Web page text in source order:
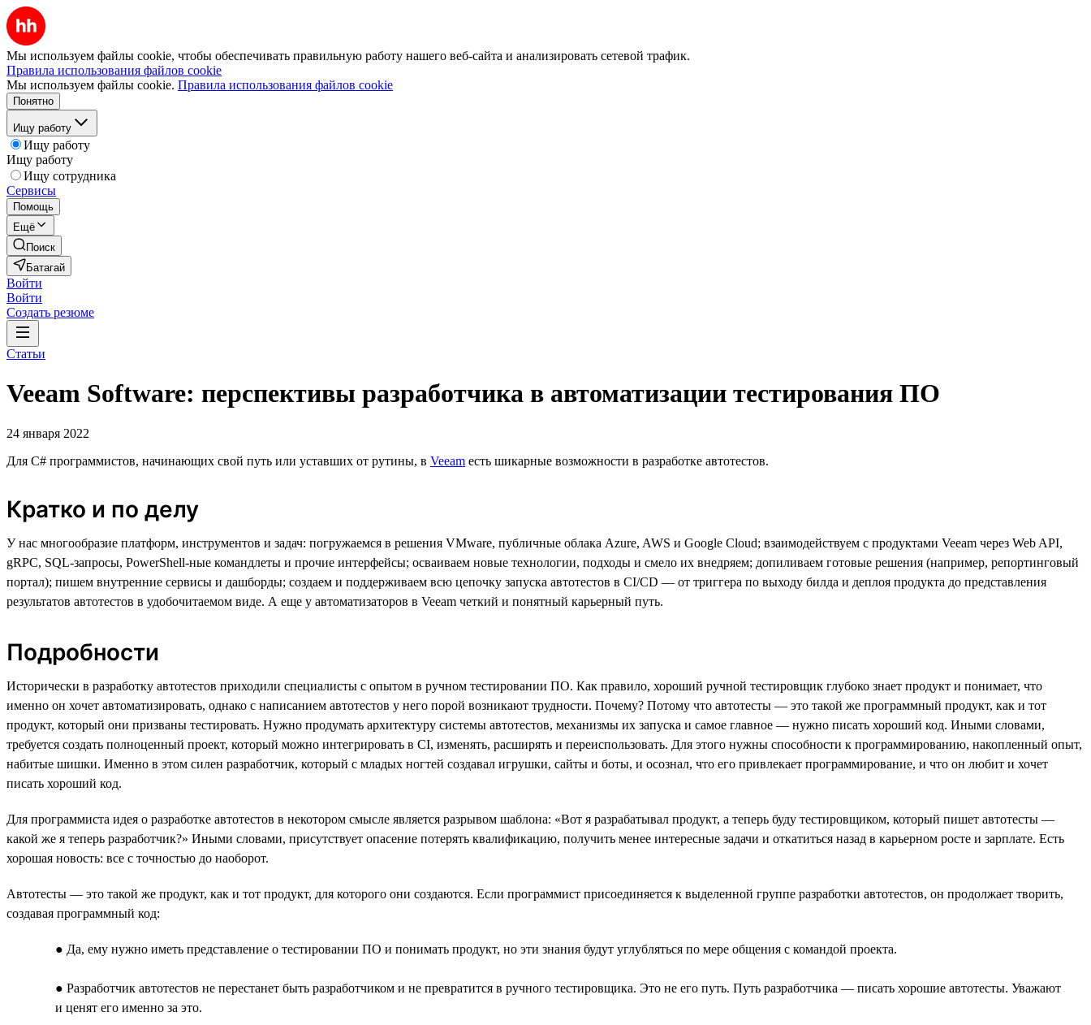
Мы используем файлы cookie, чтобы обеспечивать правильную работу нашего веб-сайта и анализировать сетевой трафик.
Правила использования файлов cookie
Мы используем файлы cookie. Правила использования файлов cookie
Понятно
Ищу работу
Ищу работу
Ищу работу
Ищу сотрудника
Сервисы
Помощь
Ещё
Поиск
Батагай
Войти
Войти
Создать резюме
Статьи
Veeam Software: перспективы разработчика в автоматизации тестирования ПО
24 января 2022
Для C# программистов, начинающих свой путь или уставших от рутины, в Veeam есть шикарные возможности в разработке автотестов.
Кратко и по делу
У нас многообразие платформ, инструментов и задач: погружаемся в решения VMware, публичные облака Azure, AWS и Google Cloud; взаимодействуем с продуктами Veeam через Web API,
gRPC, SQL-запросы, PowerShell-ные командлеты и прочие интерфейсы; осваиваем новые технологии, подходы и смело их внедряем; допиливаем готовые решения (например, репортинговый
портал); пишем внутренние сервисы и дашборды; создаем и поддерживаем всю цепочку запуска автотестов в CI/CD — от триггера по выходу билда и деплоя продукта до представления
результатов автотестов в удобочитаемом виде. А еще у автоматизаторов в Veeam четкий и понятный карьерный путь.
Подробности
Исторически в разработку автотестов приходили специалисты с опытом в ручном тестировании ПО. Как правило, хороший ручной тестировщик глубоко знает продукт и понимает, что
именно он хочет автоматизировать, однако с написанием автотестов у него порой возникают трудности. Почему? Потому что автотесты — это такой же программный продукт, как и тот
продукт, который они призваны тестировать. Нужно продумать архитектуру системы автотестов, механизмы их запуска и самое главное — нужно писать хороший код. Иными словами,
требуется создать полноценный проект, который можно интегрировать в CI, изменять, расширять и переиспользовать. Для этого нужны способности к программированию, накопленный опыт,
набитые шишки. Именно в этом силен разработчик, который с младых ногтей создавал игрушки, сайты и боты, и осознал, что его привлекает программирование, и что он любит и хочет
писать хороший код.
Для программиста идея о разработке автотестов в некотором смысле является разрывом шаблона: «Вот я разрабатывал продукт, а теперь буду тестировщиком, который пишет автотесты —
какой же я теперь разработчик?» Иными словами, присутствует опасение потерять квалификацию, получить менее интересные задачи и откатиться назад в карьерном росте и зарплате. Есть
хорошая новость: все с точностью до наоборот.
Автотесты — это такой же продукт, как и тот продукт, для которого они создаются. Если программист присоединяется к выделенной группе разработки автотестов, он продолжает творить,
создавая программный код:
● Да, ему нужно иметь представление о тестировании ПО и понимать продукт, но эти знания будут углубляться по мере общения с командой проекта.
● Разработчик автотестов не перестанет быть разработчиком и не превратится в ручного тестировщика. Это не его путь. Путь разработчика — писать хорошие автотесты. Уважают
и ценят его именно за это.